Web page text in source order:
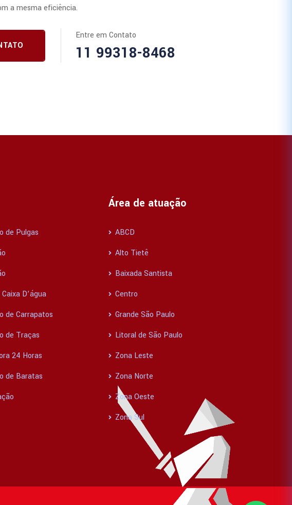
a mesma eficiência.
Entre em Contato
11 99318-8468
de Pulgas
D’água
de Carrapatos
de Traças
24 Horas
de Baratas
Área de atuação
ABCD
Alto Tietê
Baixada Santista
Centro
Grande São Paulo
Litoral de São Paulo
Zona Leste
Zona Norte
Zona Oeste
Zona Sul